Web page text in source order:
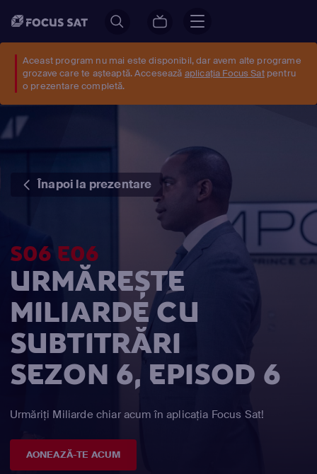
Aceast program nu mai este disponibil, dar avem alte programe
grozave care te așteaptă. Accesează aplicația Focus Satpentru
o prezentare completă.
Înapoi la prezentare
S06 E06
URMĂREȘTE
MILIARDE CU
SUBTITRĂRI
SEZON 6, EPISOD 6
Urmăriți Miliarde chiar acum în aplicația Focus Sat!
AONEAZĂ-TE ACUM